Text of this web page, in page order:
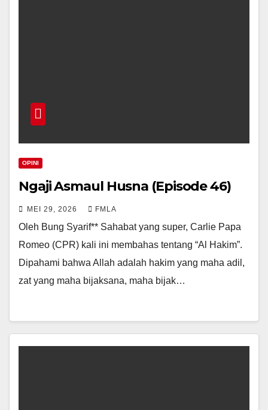
OPINI
Ngaji Asmaul Husna (Episode 46)
MEI 29, 2026 FMLA
Oleh Bung Syarif** Sahabat yang super, Carlie Papa
Romeo (CPR) kali ini membahas tentang “Al Hakim”.
Dipahami bahwa Allah adalah hakim yang maha adil,
zat yang maha bijaksana, maha bijak…